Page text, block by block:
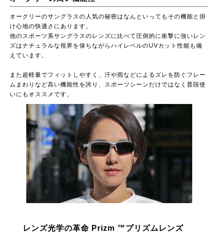
オークリーのサングラスの人気の秘密はなんといってもその機能と掛
け心地の快適さにあります。
他のスポーツ系サングラスのレンズに比べて圧倒的に衝撃に強いレン
ズはナチュラルな視界を保ちながらハイレベルのUVカット性能も備
えています。
また超軽量でフィットしやすく、汗や雨などによるズレを防ぐフレー
ムまわりなど高い機能性を誇り、スポーツシーンだけではなく普段使
いにもオススメです。
レンズ光学の革命 Prizm ™プリズムレンズ